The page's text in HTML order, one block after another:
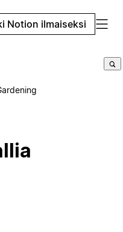
Notion ilmaiseksi